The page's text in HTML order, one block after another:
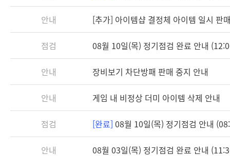
안내 [추가] 아이템샵 결정체 아이템 일시 판
점검 08월 10일(목) 정기점검 완료 안내
안내 장비보기 차단방패 판매 중지 안내
안내 게임 내 비정상 더미 아이템 삭제 안내
점검 [완료] 08월 10일(목) 정기점검 안내
안내 08월 03일(목) 정기점검 완료 안내